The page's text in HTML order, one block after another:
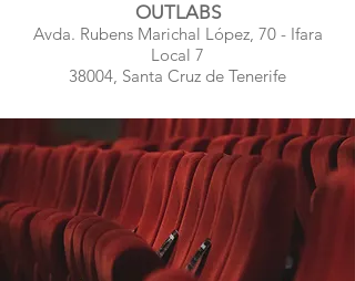
OUTLABS
Avda. Rubens Marichal López, 70 - Ifara
Local 7
38004, Santa Cruz de Tenerife